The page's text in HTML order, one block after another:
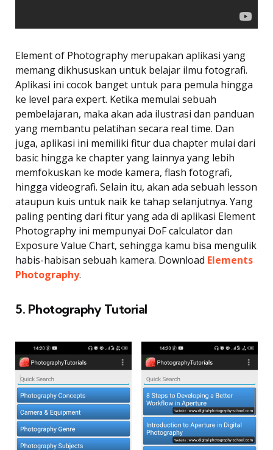
Element of Photography merupakan aplikasi yang
memang dikhususkan untuk belajar ilmu fotografi.
Aplikasi ini cocok banget untuk para pemula hingga
ke level para expert. Ketika memulai sebuah
pembelajaran, maka akan ada ilustrasi dan panduan
yang membantu pelatihan secara real time. Dan
juga, aplikasi ini memiliki fitur dua chapter mulai dari
basic hingga ke chapter yang lainnya yang lebih
memfokuskan ke mode kamera, flash fotografi,
hingga videografi. Selain itu, akan ada sebuah lesson
ataupun kuis untuk naik ke tahap selanjutnya. Yang
paling penting dari fitur yang ada di aplikasi Element
Photography ini mempunyai DoF calculator dan
Exposure Value Chart, sehingga kamu bisa mengulik
habis-habisan sebuah kamera. Download Elements
Photography.
5. Photography Tutorial